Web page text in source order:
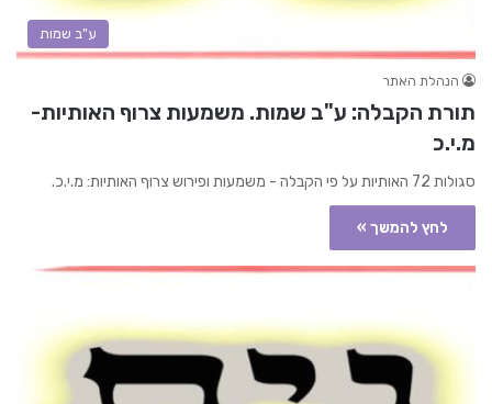
ע"ב שמות
הנהלת האתר
תורת הקבלה: ע"ב שמות. משמעות צרוף האותיות-
מ.י.כ
סגולות 72 האותיות על פי הקבלה - משמעות ופירוש צרוף האותיות: מ.י.כ.
לחץ להמשך »